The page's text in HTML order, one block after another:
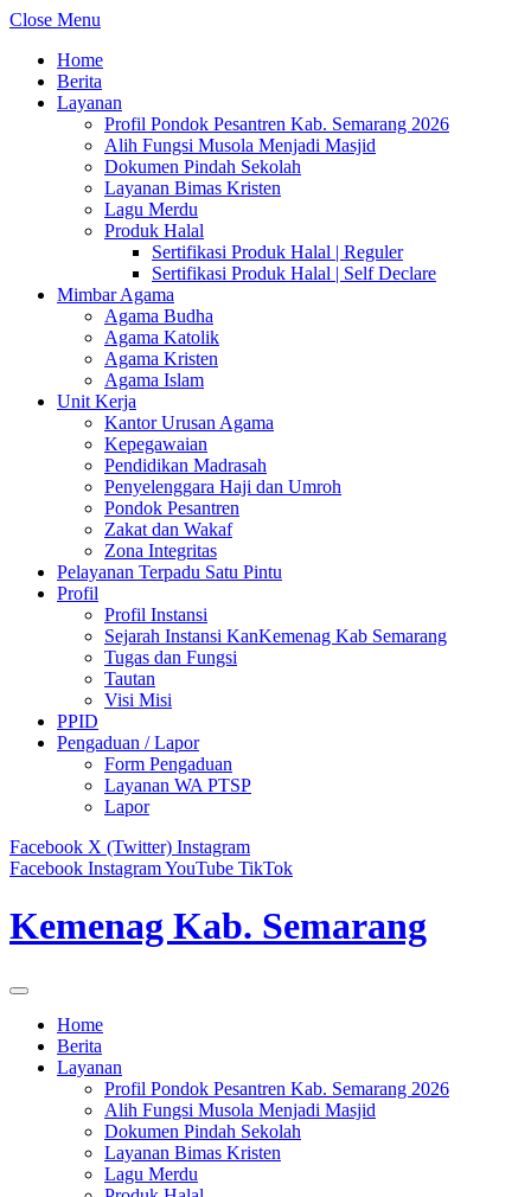
Close Menu
Home
Berita
Layanan
Profil Pondok Pesantren Kab. Semarang 2026
Alih Fungsi Musola Menjadi Masjid
Dokumen Pindah Sekolah
Layanan Bimas Kristen
Lagu Merdu
Produk Halal
Sertifikasi Produk Halal | Reguler
Sertifikasi Produk Halal | Self Declare
Mimbar Agama
Agama Budha
Agama Katolik
Agama Kristen
Agama Islam
Unit Kerja
Kantor Urusan Agama
Kepegawaian
Pendidikan Madrasah
Penyelenggara Haji dan Umroh
Pondok Pesantren
Zakat dan Wakaf
Zona Integritas
Pelayanan Terpadu Satu Pintu
Profil
Profil Instansi
Sejarah Instansi KanKemenag Kab Semarang
Tugas dan Fungsi
Tautan
Visi Misi
PPID
Pengaduan / Lapor
Form Pengaduan
Layanan WA PTSP
Lapor
Facebook X (Twitter) Instagram
Facebook InstagramYouTube TikTok
Kemenag Kab. Semarang
Home
Berita
Layanan
Profil Pondok Pesantren Kab. Semarang 2026
Alih Fungsi Musola Menjadi Masjid
Dokumen Pindah Sekolah
Layanan Bimas Kristen
Lagu Merdu